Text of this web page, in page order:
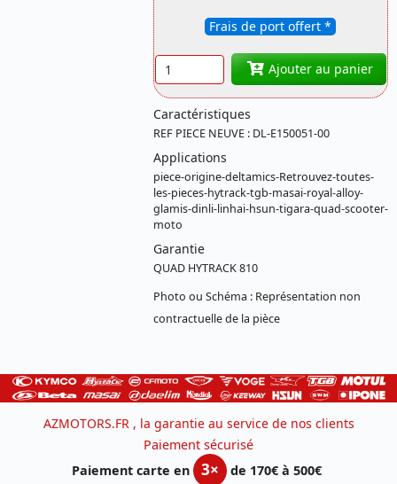
Frais de port offert *
Quantité Ajouter au panier
Caractéristiques
REF PIECE NEUVE : DL-E150051-00
Applications
piece-origine-deltamics-Retrouvez-toutes-
les-pieces-hytrack-tgb-masai-royal-alloy-
glamis-dinli-linhai-hsun-tigara-quad-scooter-
moto
Garantie
QUAD HYTRACK 810
Photo ou Schéma : Représentation non
contractuelle de la pièce
AZMOTORS.FR , la garantie au service de nos clients
Paiement sécurisé
Paiement carte en
3×
de 170€ à 500€